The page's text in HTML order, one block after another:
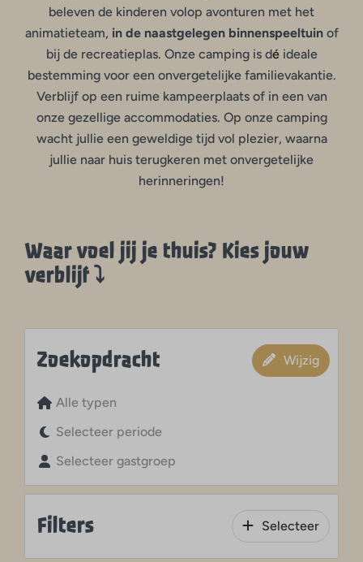
beleven de kinderen volop avonturen met het
animatieteam, in de naastgelegen binnenspeeltuinof
bij de recreatieplas. Onze camping is déideale
bestemming voor een onvergetelijke familievakantie.
Verblijf op een ruime kampeerplaats of in een van
onze gezellige accommodaties. Op onze camping
wacht jullie een geweldige tijd vol plezier, waarna
jullie naar huis terugkeren met onvergetelijke
herinneringen!
Waar voel jij je thuis? Kies jouw
verblijf ⤵
Zoekopdracht Wijzig
Alle typen
Selecteer periode
Selecteer gastgroep
Filters Selecteer